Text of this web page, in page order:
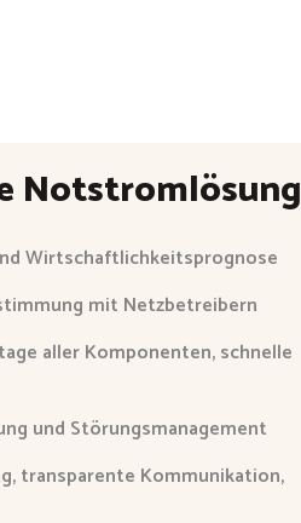
Notstromlösung
Wirtschaftlichkeitsprognose
mit Netzbetreibern
aller Komponenten, schnelle
und Störungsmanagement
transparente Kommunikation,